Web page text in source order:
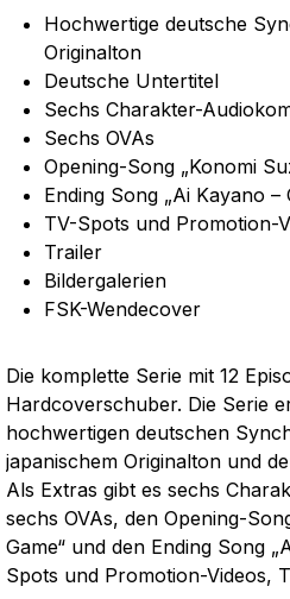
Hochwertige deutsche
Originalton
Deutsche Untertitel
Sechs Charakter-
Sechs OVAs
Opening-Song „Konomi
Ending Song „Ai Kayano –
TV-Spots und Promotion-
Trailer
Bildergalerien
FSK-Wendecover
Die komplette Serie mit 12
Hardcoverschuber. Die Serie
hochwertigen deutschen
japanischem Originalton und
Als Extras gibt es sechs
sechs OVAs, den Opening-
Game“ und den Ending Song
Spots und Promotion-Videos,